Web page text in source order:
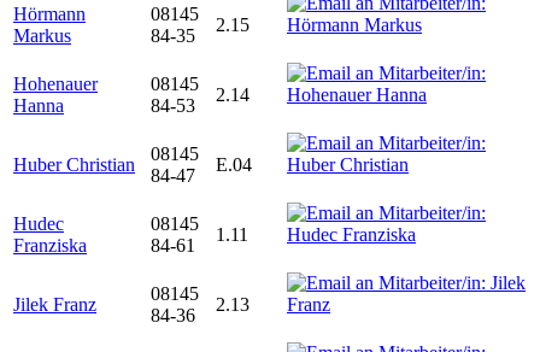
Hörmann
Markus
08145
84-35
2.15
Hohenauer
Hanna
08145
84-53
2.14
Huber Christian
08145
84-47
E.04
Hudec
Franziska
08145
84-61
1.11
Jilek Franz
08145
84-36
2.13